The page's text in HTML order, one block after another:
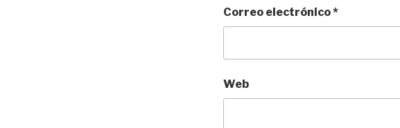
Correo electrónico*
Web